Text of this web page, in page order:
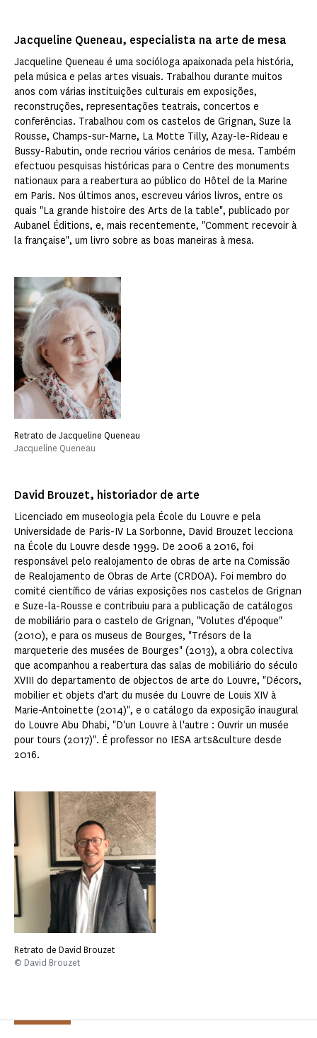
Jacqueline Queneau, especialista na arte de mesa
Jacqueline Queneau é uma socióloga apaixonada pela história,
pela música e pelas artes visuais. Trabalhou durante muitos
anos com várias instituições culturais em exposições,
reconstruções, representações teatrais, concertos e
conferências. Trabalhou com os castelos de Grignan, Suze la
Rousse, Champs-sur-Marne, La Motte Tilly, Azay-le-Rideau e
Bussy-Rabutin, onde recriou vários cenários de mesa. Também
efectuou pesquisas históricas para o Centre des monuments
nationaux para a reabertura ao público do Hôtel de la Marine
em Paris. Nos últimos anos, escreveu vários livros, entre os
quais "La grande histoire des Arts de la table", publicado por
Aubanel Éditions, e, mais recentemente, "Comment recevoir à
la française", um livro sobre as boas maneiras à mesa.
Retrato de Jacqueline Queneau
Jacqueline Queneau
David Brouzet, historiador de arte
Licenciado em museologia pela École du Louvre e pela
Universidade de Paris-IV La Sorbonne, David Brouzet lecciona
na École du Louvre desde 1999. De 2006 a 2016, foi
responsável pelo realojamento de obras de arte na Comissão
de Realojamento de Obras de Arte (CRDOA). Foi membro do
comité científico de várias exposições nos castelos de Grignan
e Suze-la-Rousse e contribuiu para a publicação de catálogos
de mobiliário para o castelo de Grignan, "Volutes d'époque"
(2010), e para os museus de Bourges, "Trésors de la
marqueterie des musées de Bourges" (2013), a obra colectiva
que acompanhou a reabertura das salas de mobiliário do século
XVIII do departamento de objectos de arte do Louvre, "Décors,
mobilier et objets d'art du musée du Louvre de Louis XIV à
Marie-Antoinette (2014)", e o catálogo da exposição inaugural
do Louvre Abu Dhabi, "D'un Louvre à l'autre : Ouvrir un musée
pour tours (2017)". É professor no IESA arts&culture desde
2016.
Retrato de David Brouzet
© David Brouzet